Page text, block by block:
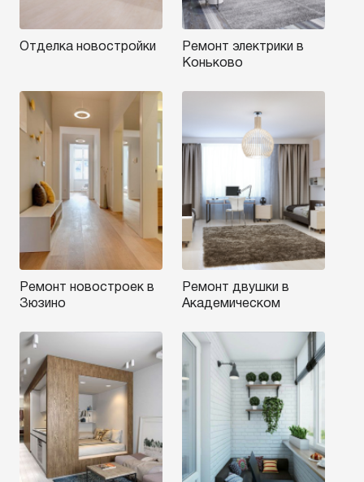
Отделка новостройки
Ремонт электрики в
Коньково
Ремонт новостроек в
Зюзино
Ремонт двушки в
Академическом